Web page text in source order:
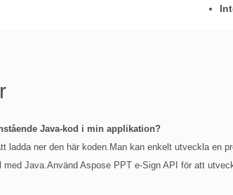
Java-kod i min applikation?
ladda ner den här koden.Man kan enkelt utveckla en
med Java.Använd Aspose PPT e-Sign API för att